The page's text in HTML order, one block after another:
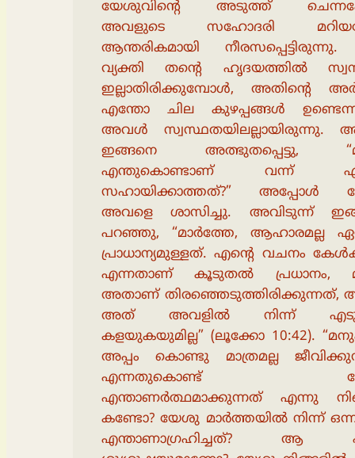
യേശുവിൻ്റെ അടുത്ത്
അവളുടെ സഹോദരി
ആന്തരികമായി
വ്യക്തി തൻ്റെ ഹൃദയത്തിൽ
ഇല്ലാതിരിക്കുമ്പോൾ, അതിൻ്റെ
എന്തോ ചില കുഴപ്പങ്ങൾ
അവൾ സ്വസ്ഥതയിലല്ലായിരുന്നു.
ഇങ്ങനെ അത്ഭുതപ്പെട്ടു,
എന്തുകൊണ്ടാണ് വന്ന്
സഹായിക്കാത്തത്?” അപ്പോൾ
അവളെ ശാസിച്ചു. അവിടുന്ന്
പറഞ്ഞു, “മാർത്തേ, ആഹാരമല്ല
പ്രാധാന്യമുള്ളത്. എൻ്റെ വചനം
എന്നതാണ് കൂടുതൽ പ്രധാനം,
അതാണ് തിരഞ്ഞെടുത്തിരിക്കുന്നത്,
അത് അവളിൽ നിന്ന്
കളയുകയുമില്ല” (ലൂക്കോ 10:42).
അപ്പം കൊണ്ടു മാത്രമല്ല
എന്നതുകൊണ്ട്
എന്താണർത്ഥമാക്കുന്നത് എന്നു
കണ്ടോ? യേശു മാർത്തയിൽ നിന്ന്
എന്താണാഗ്രഹിച്ചത്? ആ